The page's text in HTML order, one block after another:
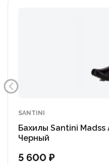
SANTINI
Бахилы Santini
Черный
5 600 ₽